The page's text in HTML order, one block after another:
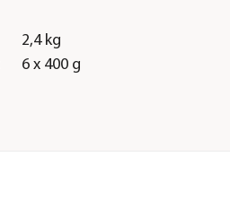
2,4 kg
6 x 400 g